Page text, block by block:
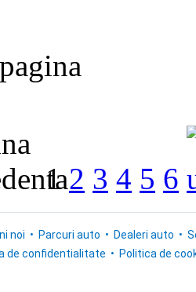
1 2 3 4 5 6
noi Parcuri auto Dealeri auto
de confidentialitate Politica de